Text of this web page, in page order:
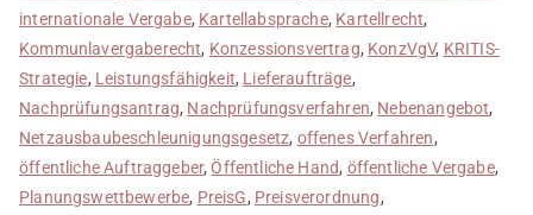
internationale Vergabe, Kartellabsprache, Kartellrecht,
Kommunlavergaberecht, Konzessionsvertrag, KonzVgV, KRITIS-
Strategie, Leistungsfähigkeit, Lieferaufträge,
Nachprüfungsantrag, Nachprüfungsverfahren, Nebenangebot,
Netzausbaubeschleunigungsgesetz, offenes Verfahren,
öffentliche Auftraggeber,Öffentliche Hand, öffentliche Vergabe,
Planungswettbewerbe, PreisG, Preisverordnung,